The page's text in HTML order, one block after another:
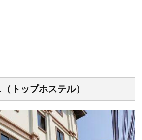
トップホステル）